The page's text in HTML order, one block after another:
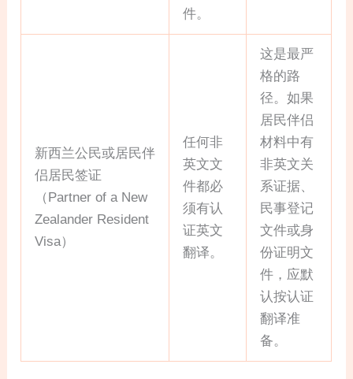
件。
新西兰公民或居民伴
侣居民签证
（Partner of a New
Zealander Resident
Visa）
任何非
英文文
件都必
须有认
证英文
翻译。
这是最严
格的路
径。如果
居民伴侣
材料中有
非英文关
系证据、
民事登记
文件或身
份证明文
件，应默
认按认证
翻译准
备。